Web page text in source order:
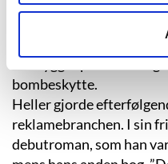
Heller førte dagbog
hovedpersonen
bombeskytte.
Heller gjorde
reklamebranchen. I sin
debutroman, som han